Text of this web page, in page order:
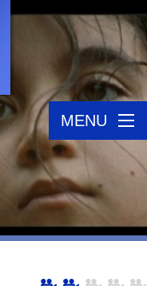
MENU